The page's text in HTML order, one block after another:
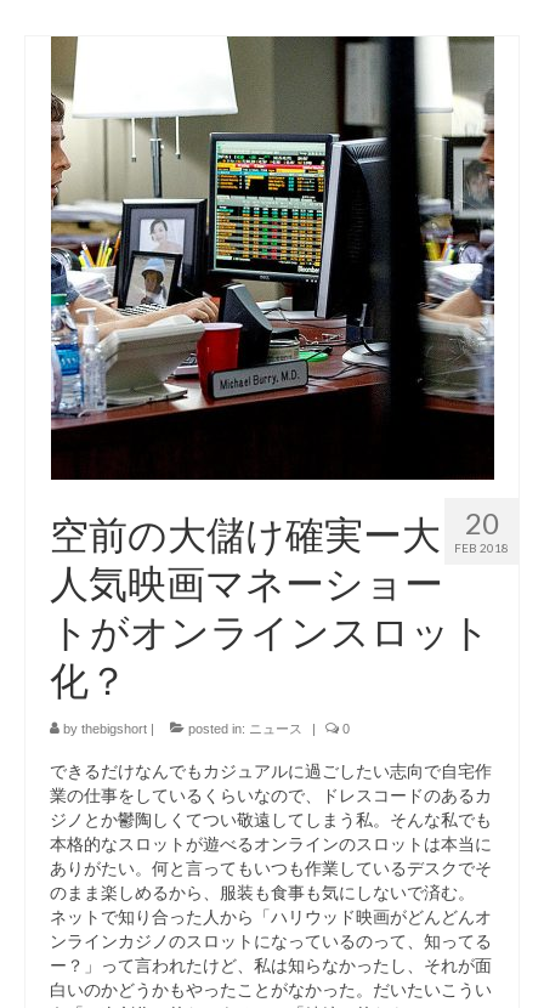
20
FEB 2018
空前の大儲け確実ー大
人気映画マネーショー
トがオンラインスロット
化？
by thebigshort | posted in: ニュース | 0
できるだけなんでもカジュアルに過ごしたい志向で自宅作
業の仕事をしているくらいなので、ドレスコードのあるカ
ジノとか鬱陶しくてつい敬遠してしまう私。そんな私でも
本格的なスロットが遊べるオンラインのスロットは本当に
ありがたい。何と言ってもいつも作業しているデスクでそ
のまま楽しめるから、服装も食事も気にしないで済む。
ネットで知り合った人から「ハリウッド映画がどんどんオ
ンラインカジノのスロットになっているのって、知ってる
ー？」って言われたけど、私は知らなかったし、それが面
白いのかどうかもやったことがなかった。だいたいこうい